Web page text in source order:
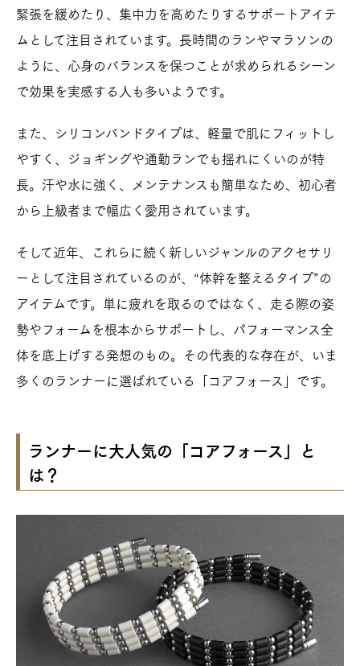
緊張を緩めたり、集中力を高めたりするサポートアイテ
ムとして注目されています。長時間のランやマラソンの
ように、心身のバランスを保つことが求められるシーン
で効果を実感する人も多いようです。
また、シリコンバンドタイプは、軽量で肌にフィットし
やすく、ジョギングや通勤ランでも揺れにくいのが特
長。汗や水に強く、メンテナンスも簡単なため、初心者
から上級者まで幅広く愛用されています。
そして近年、これらに続く新しいジャンルのアクセサリ
ーとして注目されているのが、“体幹を整えるタイプ”の
アイテムです。単に疲れを取るのではなく、走る際の姿
勢やフォームを根本からサポートし、パフォーマンス全
体を底上げする発想のもの。その代表的な存在が、いま
多くのランナーに選ばれている「コアフォース」です。
ランナーに大人気の「コアフォース」と
は？